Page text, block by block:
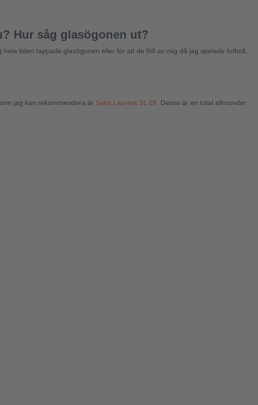
Hur såg glasögonen ut?
tiden tappade glasögonen eller för att de föll av mig då jag spelade fotboll.
jag kan rekommendera är Saint Laurent SL 28 . Dessa är en total allrounder